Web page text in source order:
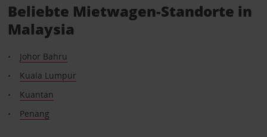
Beliebte Mietwagen-Standorte in
Malaysia
Johor Bahru
Kuala Lumpur
Kuantan
Penang